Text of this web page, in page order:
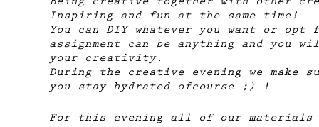
Being creative together with other
Inspiring and fun at the same time!
You can DIY whatever you want or
assignment can be anything and
your creativity.
During the creative evening we make
you stay hydrated ofcourse ;) !
For this evening all of our materials